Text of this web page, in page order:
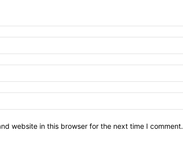
website in this browser for the next time I comment.